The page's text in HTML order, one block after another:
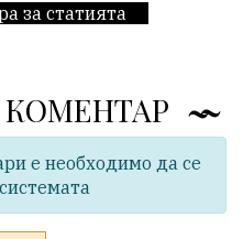
за статията
е необходимо да се